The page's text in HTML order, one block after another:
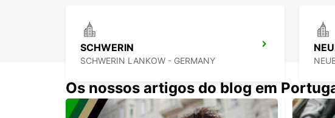
SCHWERIN
SCHWERIN LANKOW - GERMANY
Os nossos artigos do blog em